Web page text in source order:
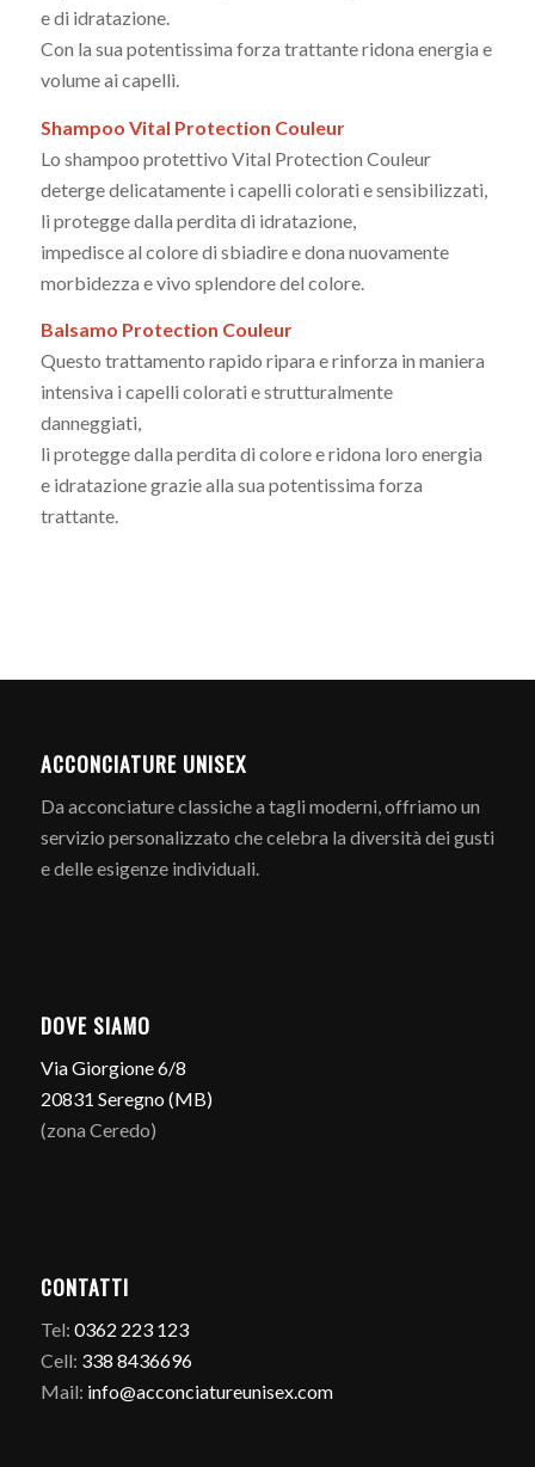
e di idratazione.
Con la sua potentissima forza trattante ridona energia e
volume ai capelli.
Shampoo Vital Protection Couleur
Lo shampoo protettivo Vital Protection Couleur
deterge delicatamente i capelli colorati e sensibilizzati,
li protegge dalla perdita di idratazione,
impedisce al colore di sbiadire e dona nuovamente
morbidezza e vivo splendore del colore.
Balsamo Protection Couleur
Questo trattamento rapido ripara e rinforza in maniera
intensiva i capelli colorati e strutturalmente
danneggiati,
li protegge dalla perdita di colore e ridona loro energia
e idratazione grazie alla sua potentissima forza
trattante.
ACCONCIATURE UNISEX
Da acconciature classiche a tagli moderni, offriamo un
servizio personalizzato che celebra la diversità dei gusti
e delle esigenze individuali.
DOVE SIAMO
Via Giorgione 6/8
20831 Seregno (MB)
(zona Ceredo)
CONTATTI
Tel: 0362 223 123
Cell: 338 8436696
Mail: info@acconciatureunisex.com